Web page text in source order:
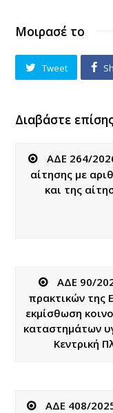
Μοιρασέ το
Tweet
Διαβάστε επίσης
ΑΔΕ 264/
αίτησης με
και της
ΑΔΕ 90/
πρακτικών της
εκμίσθωση
καταστημάτων
Κεντρική
ΑΔΕ 408/